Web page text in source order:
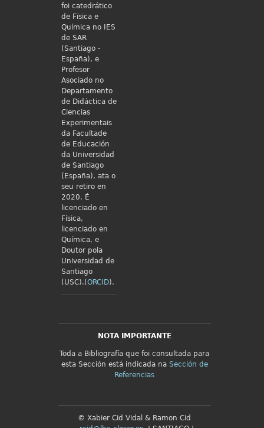
foi catedrático
de Fïsica e
Química no IES
de SAR
(Santiago -
España), e
Profesor
Asociado no
Departamento
de Didáctica de
Ciencias
Experimentais
da Facultade
de Educación
da Universidad
de Santiago
(España), ata o
seu retiro en
2020. É
licenciado en
Física,
licenciado en
Química, e
Doutor pola
Universidad de
Santiago
(USC).(ORCID).
NOTA IMPORTANTE
Toda a Bibliografía que foi consultada para
esta Sección está indicada na Sección de
Referencias
© Xabier Cid Vidal & Ramon Cid